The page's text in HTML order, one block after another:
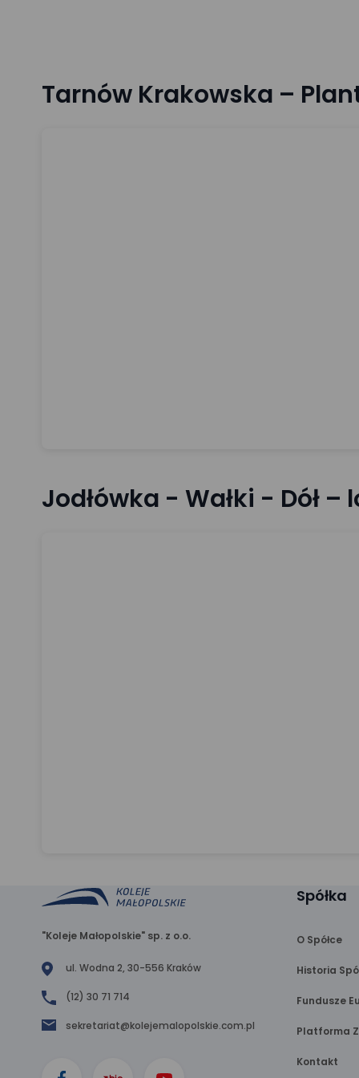
Tarnów Krakowska –
Jodłówka - Wałki - Dół –
"Koleje Małopolskie" sp. z o.o.
ul. Wodna 2, 30-556 Kraków
(12) 30 71 714
sekretariat@kolejemalopolskie.com.pl
Spółka
O Spółce
Historia
Fundusze
Platforma
Kontakt